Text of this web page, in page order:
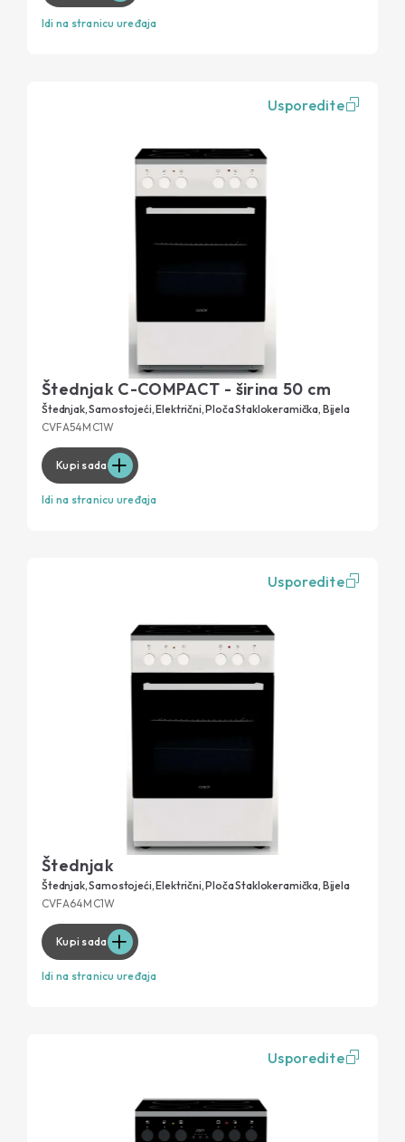
Idi na stranicu uređaja
Usporedite
Štednjak C-COMPACT - širina 50 cm
Štednjak, Samostojeći, Električni, Ploča Staklokeramička, Bijela
CVFA54MC1W
Kupi sada
Idi na stranicu uređaja
Usporedite
Štednjak
Štednjak, Samostojeći, Električni, Ploča Staklokeramička, Bijela
CVFA64MC1W
Kupi sada
Idi na stranicu uređaja
Usporedite